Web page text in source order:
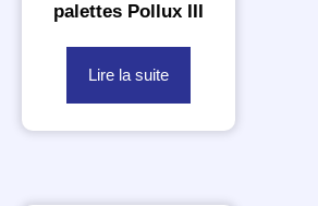
palettes Pollux III
Lire la suite